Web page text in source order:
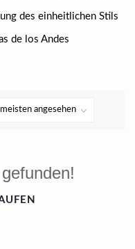
des einheitlichen Stils
de los Andes